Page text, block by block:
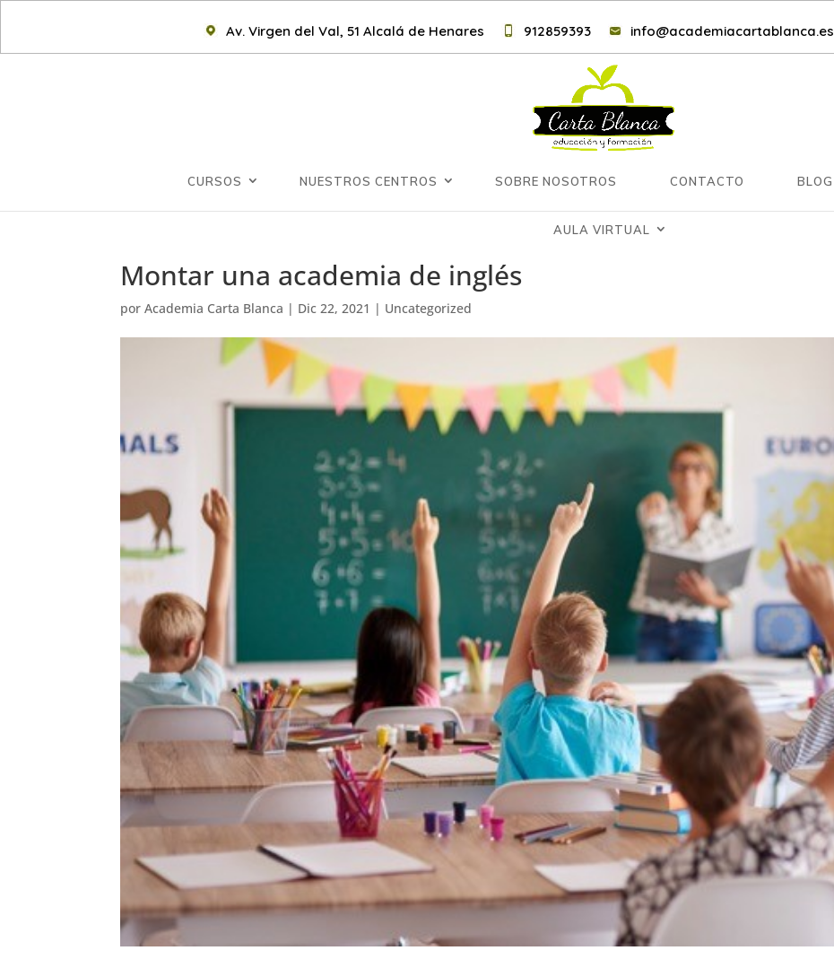
Av. Virgen del Val, 51 Alcalá de Henares 912859393 info@academiacartablanca.es
CURSOS NUESTROS CENTROS SOBRE NOSOTROS CONTACTO BLOG
AULA VIRTUAL
Montar una academia de inglés
porAcademia Carta Blanca | Dic 22, 2021 | Uncategorized